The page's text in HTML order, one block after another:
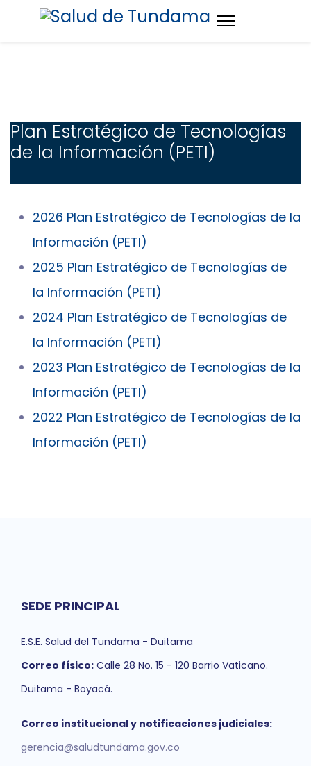
Plan Estratégico de Tecnologías
de la Información (PETI)
2026 Plan Estratégico de Tecnologías de la
Información (PETI)
2025 Plan Estratégico de Tecnologías de
la Información (PETI)
2024 Plan Estratégico de Tecnologías de
la Información (PETI)
2023 Plan Estratégico de Tecnologías de la
Información (PETI)
2022 Plan Estratégico de Tecnologías de la
Información (PETI)
SEDE PRINCIPAL
E.S.E. Salud del Tundama - Duitama
Correo físico: Calle 28 No. 15 - 120 Barrio Vaticano.
Duitama - Boyacá.
Correo institucional y notificaciones judiciales:
gerencia@saludtundama.gov.co